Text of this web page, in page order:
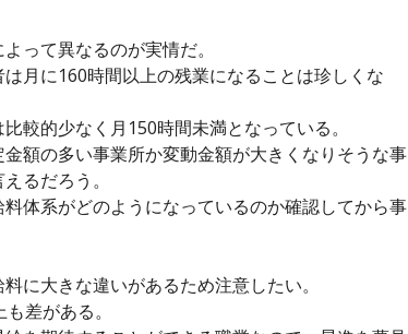
って異なるのが実情だ。
月に160時間以上の残業になることは珍しくな
較的少なく月150時間未満となっている。
額の多い事業所か変動金額が大きくなりそうな事
るだろう。
体系がどのようになっているのか確認してから事
に大きな違いがあるため注意したい。
差がある。